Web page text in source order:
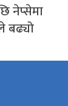
नेप्सेमा
बढ्यो